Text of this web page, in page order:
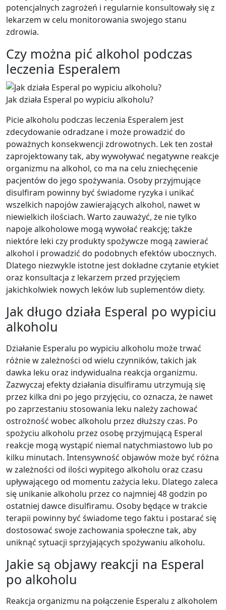
potencjalnych zagrożeń i regularnie konsultowały się z
lekarzem w celu monitorowania swojego stanu
zdrowia.
Czy można pić alkohol podczas
leczenia Esperalem
Jak działa Esperal po wypiciu alkoholu?
Picie alkoholu podczas leczenia Esperalem jest
zdecydowanie odradzane i może prowadzić do
poważnych konsekwencji zdrowotnych. Lek ten został
zaprojektowany tak, aby wywoływać negatywne reakcje
organizmu na alkohol, co ma na celu zniechęcenie
pacjentów do jego spożywania. Osoby przyjmujące
disulfiram powinny być świadome ryzyka i unikać
wszelkich napojów zawierających alkohol, nawet w
niewielkich ilościach. Warto zauważyć, że nie tylko
napoje alkoholowe mogą wywołać reakcję; także
niektóre leki czy produkty spożywcze mogą zawierać
alkohol i prowadzić do podobnych efektów ubocznych.
Dlatego niezwykle istotne jest dokładne czytanie etykiet
oraz konsultacja z lekarzem przed przyjęciem
jakichkolwiek nowych leków lub suplementów diety.
Jak długo działa Esperal po wypiciu
alkoholu
Działanie Esperalu po wypiciu alkoholu może trwać
różnie w zależności od wielu czynników, takich jak
dawka leku oraz indywidualna reakcja organizmu.
Zazwyczaj efekty działania disulfiramu utrzymują się
przez kilka dni po jego przyjęciu, co oznacza, że nawet
po zaprzestaniu stosowania leku należy zachować
ostrożność wobec alkoholu przez dłuższy czas. Po
spożyciu alkoholu przez osobę przyjmującą Esperal
reakcje mogą wystąpić niemal natychmiastowo lub po
kilku minutach. Intensywność objawów może być różna
w zależności od ilości wypitego alkoholu oraz czasu
upływającego od momentu zażycia leku. Dlatego zaleca
się unikanie alkoholu przez co najmniej 48 godzin po
ostatniej dawce disulfiramu. Osoby będące w trakcie
terapii powinny być świadome tego faktu i postarać się
dostosować swoje zachowania społeczne tak, aby
uniknąć sytuacji sprzyjających spożywaniu alkoholu.
Jakie są objawy reakcji na Esperal
po alkoholu
Reakcja organizmu na połączenie Esperalu z alkoholem